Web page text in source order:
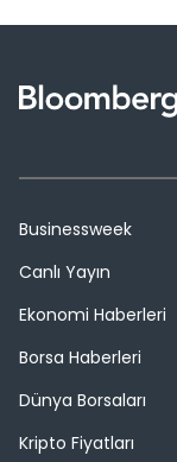
Businessweek
Canlı Yayın
Ekonomi Haberleri
Borsa Haberleri
Dünya Borsaları
Kripto Fiyatları